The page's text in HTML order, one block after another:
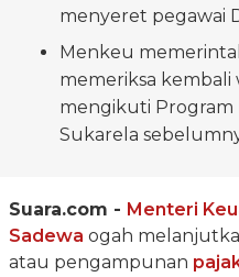
menyeret pegawai
Menkeu
memeriksa kembali
mengikuti
Sukarela
Suara.com - Menteri
Sadewa ogah
atau pengampunan